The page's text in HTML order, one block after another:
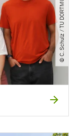
© C. Schulz ​/​ TU DORTMUND